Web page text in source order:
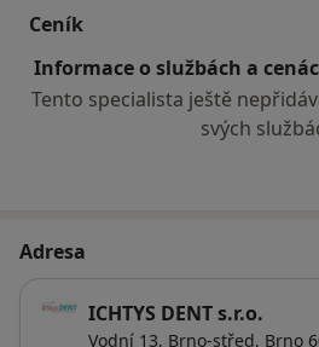
Ceník
Informace o službách a
Tento specialista ještě
svých
Adresa
ICHTYS DENT s.r.o.
Vodní 13, Brno-střed, Brno